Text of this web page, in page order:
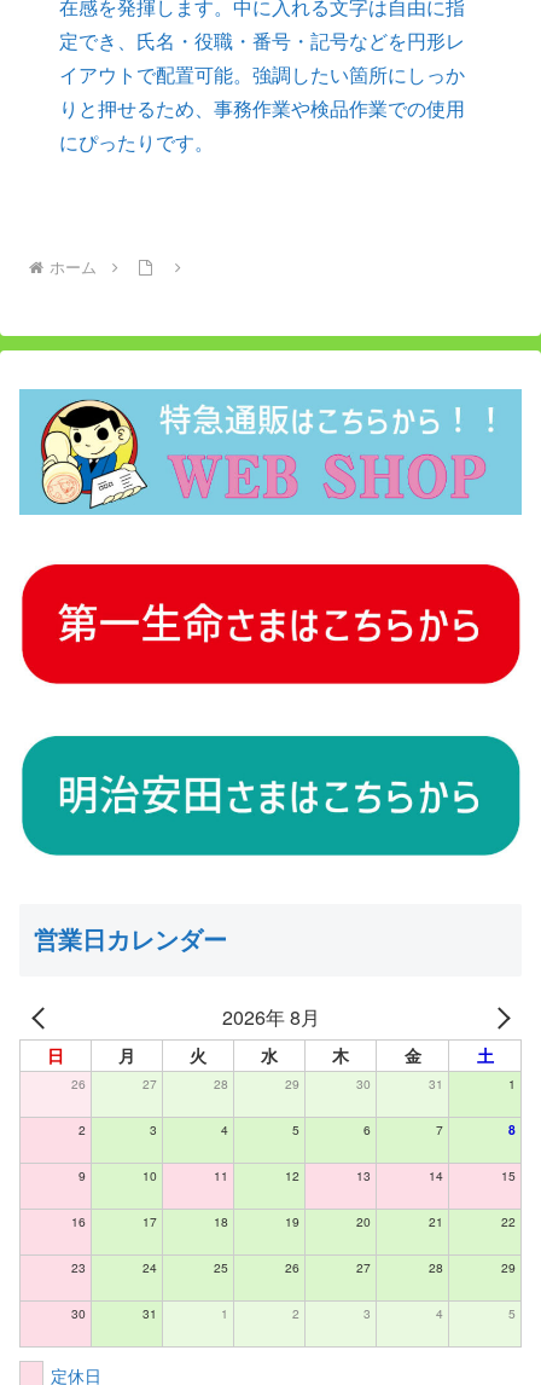
在感を発揮します。中に入れる文字は自由に指
定でき、氏名・役職・番号・記号などを円形レ
イアウトで配置可能。強調したい箇所にしっか
りと押せるため、事務作業や検品作業での使用
にぴったりです。
ホーム
営業日カレンダー
2026年 8月
日 月 火 水 木 金 土
26 27 28 29 30 31 1
2 3 4 5 6 7 8
9 10 11 12 13 14 15
16 17 18 19 20 21 22
23 24 25 26 27 28 29
30 31 1 2 3 4 5
定休日